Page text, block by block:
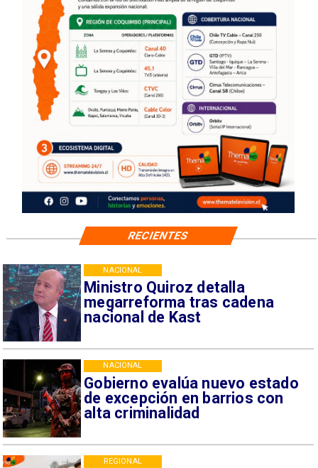
Ministro Quiroz detalla
megarreforma tras cadena
nacional de Kast
NACIONAL
Gobierno evalúa nuevo estado
de excepción en barrios con
alta criminalidad
NACIONAL
REGIONAL
RECIENTES